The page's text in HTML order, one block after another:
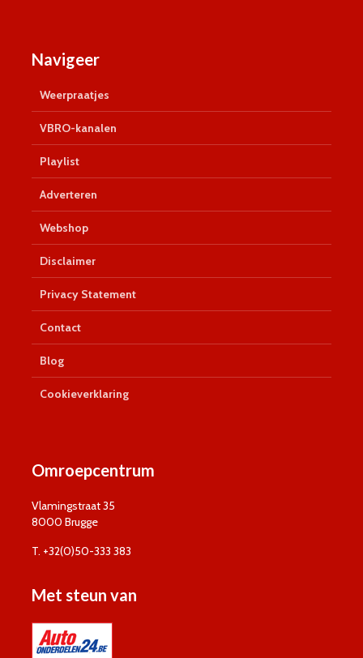
Navigeer
Weerpraatjes
VBRO-kanalen
Playlist
Adverteren
Webshop
Disclaimer
Privacy Statement
Contact
Blog
Cookieverklaring
Omroepcentrum
Vlamingstraat 35
8000 Brugge
T. +32(0)50-333 383
Met steun van